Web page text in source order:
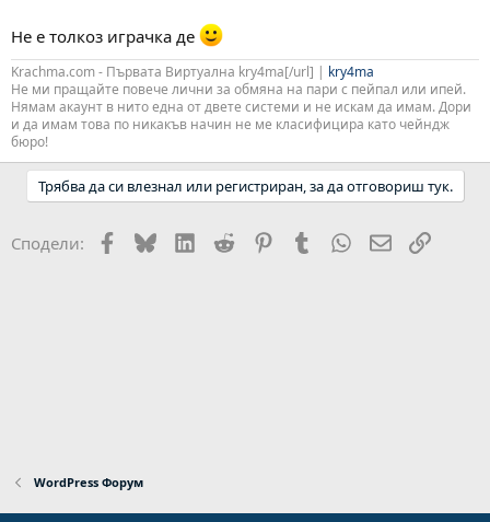
Не е толкоз играчка де
Krachma.com - Първата Виртуална kry4ma[/url] | kry4ma
Не ми пращайте повече лични за обмяна на пари с пейпал или ипей.
Нямам акаунт в нито една от двете системи и не искам да имам. Дори
и да имам това по никакъв начин не ме класифицира като чейндж
бюро!
Трябва да си влезнал или регистриран, за да отговориш тук.
Сподели: Facebook
BlueskyLinkedIn
Reddit PinterestTumblr WhatsApp
EmailLink
WordPress Форум